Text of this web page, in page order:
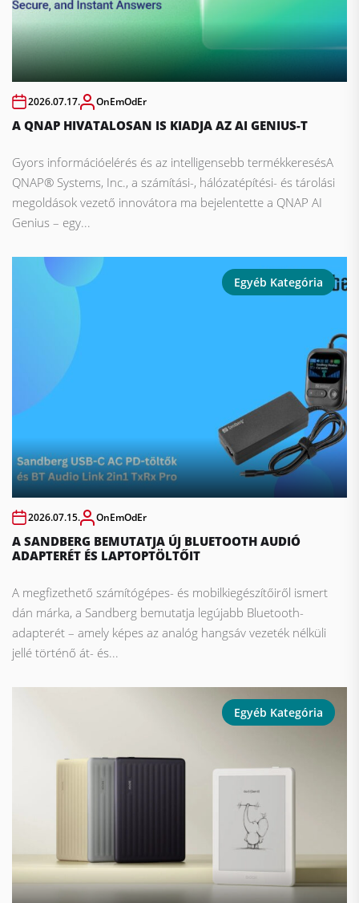
2026.07.17. OnEmOdEr
A QNAP HIVATALOSAN IS KIADJA AZ AI GENIUS-T
Gyors információelérés és az intelligensebb termékkeresésA
QNAP® Systems, Inc., a számítási-, hálózatépítési- és tárolási
megoldások vezető innovátora ma bejelentette a QNAP AI
Genius – egy...
Egyéb Kategória
2026.07.15. OnEmOdEr
A SANDBERG BEMUTATJA ÚJ BLUETOOTH AUDIÓ
ADAPTERÉT ÉS LAPTOPTÖLTŐIT
A megfizethető számítógépes- és mobilkiegészítőiről ismert
dán márka, a Sandberg bemutatja legújabb Bluetooth-
adapterét – amely képes az analóg hangsáv vezeték nélküli
jellé történő át- és...
Egyéb Kategória